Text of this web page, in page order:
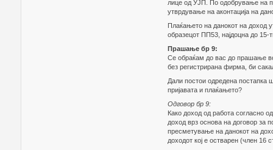
лице од УЈП. По одобрување на
утврдување на аконтација на
Плаќањето на данокот на доход
образецот ПП53, најдоцна до
Прашање бр 9:
Се обраќам до вас до прашање
без регистрирана фирма, би
Дали постои одредена постапка
пријавата и плаќањето?
Одговор бр 9:
Како доход од работа согласно
доход врз основа на договор за
пресметување на данокот на
доходот кој е остварен (член 16